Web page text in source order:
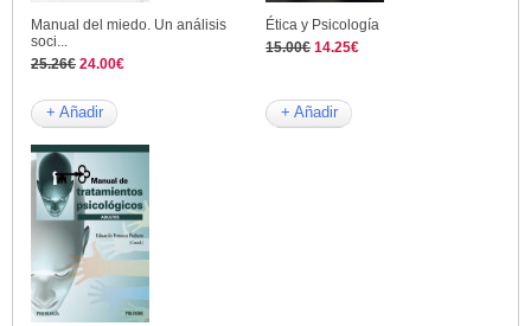
Manual del miedo. Un análisis
soci...
25.26€ 24.00€
+ Añadir
Ética y Psicología
15.00€ 14.25€
+ Añadir